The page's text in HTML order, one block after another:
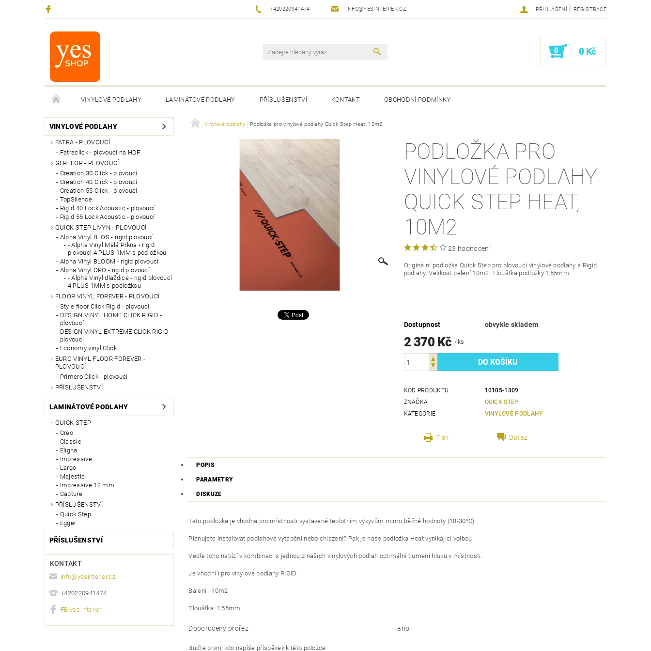
+420220941474 INFO@YESINTERIER.CZ PŘIHLÁŠENÍ | REGISTRACE
0 0 Kč
VINYLOVÉ PODLAHY LAMINÁTOVÉ PODLAHY PŘÍSLUŠENSTVÍ KONTAKT OBCHODNÍ PODMÍNKY
VINYLOVÉ PODLAHY
FATRA - PLOVOUCÍ
Fatraclick - plovoucí na HDF
GERFLOR - PLOVOUCÍ
Creation 30 Click - plovoucí
Creation 40 Click - plovoucí
Creation 55 Click - plovoucí
TopSilence
Rigid 40 Lock Acoustic - plovoucí
Rigid 55 Lock Acoustic - plovoucí
QUICK STEP LIVYN - PLOVOUCÍ
Alpha Vinyl BLOS - rigid plovoucí
- Alpha Vinyl Malá Prkna - rigid
plovoucí 4 PLUS 1MM s podložkou
Alpha Vinyl BLOOM - rigid plovoucí
Alpha Vinyl ORO - rigid plovoucí
- Alpha Vinyl dlaždice - rigid plovoucí
4 PLUS 1MM s podložkou
FLOOR VINYL FOREVER - PLOVOUCÍ
Style floor Click Rigid - plovoucí
DESIGN VINYL HOME CLICK RIGID -
plovoucí
DESIGN VINYL EXTREME CLICK RIGID -
plovoucí
Economy vinyl Click
EURO VINYL FLOOR FOREVER -
PLOVOUCÍ
Primero Click - plovoucí
PŘÍSLUŠENSTVÍ
LAMINÁTOVÉ PODLAHY
QUICK STEP
Creo
Classic
Eligna
Impressive
Largo
Majestic
Impressive 12 mm
Capture
PŘÍSLUŠENSTVÍ
Quick Step
Egger
PŘÍSLUŠENSTVÍ
KONTAKT
info@yesinterier.cz
+420220941474
FB yes interier
Vinylové podlahy Podložka pro vinylové podlahy Quick Step Heat, 10m2
PODLOŽKA PRO
VINYLOVÉ PODLAHY
QUICK STEP HEAT,
10M2
23 hodnocení
Originální podložka Quick Step pro plovoucí vinylové podlahy a Rigid
podlahy. Velikost balení 10m2. Tloušťka podložky 1,55mm.
Dostupnost obvykle skladem
2 370 Kč/ ks
KÓD PRODUKTU
10105-1309
ZNAČKA
QUICK STEP
KATEGORIE
VINYLOVÉ PODLAHY
Tisk Dotaz
POPIS
PARAMETRY
DISKUZE
Tato podložka je vhodná pro místnosti vystavené teplotním výkyvům mimo běžné hodnoty (18-30°C).
Plánujete instalovat podlahové vytápění nebo chlazení? Pak je naše podložka Heat vynikající volbou.
Vedle toho nabízí v kombinaci s jednou z našich vinylových podlah optimální tlumení hluku v místnosti.
Je vhodní i pro vinylové podlahy RIGID.
Balení : 10m2
Tloušťka: 1,55mm
Doporučený prořez ano
Buďte první, kdo napíše příspěvek k této položce.